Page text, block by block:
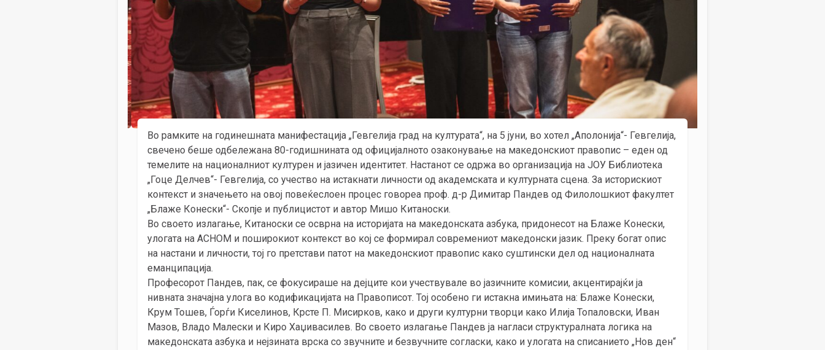
Во рамките на годинешната манифестација „Гевгелија град на културата“, на 5 јуни, во хотел „Аполонија“- Гевгелија,
свечено беше одбележана 80-годишнината од официјалното озаконување на македонскиот правопис – еден од
темелите на националниот културен и јазичен идентитет. Настанот се одржа во организација на ЈОУ Библиотека
„Гоце Делчев“- Гевгелија, со учество на истакнати личности од академската и културната сцена. За историскиот
контекст и значењето на овој повеќеслоен процес говореа проф. д-р Димитар Пандев од Филолошкиот факултет
„Блаже Конески“- Скопје и публицистот и автор Мишо Китаноски.
Во своето излагање, Китаноски се осврна на историјата на македонската азбука, придонесот на Блаже Конески,
улогата на АСНОМ и поширокиот контекст во кој се формирал современиот македонски јазик. Преку богат опис
на настани и личности, тој го претстави патот на македонскиот правопис како суштински дел од националната
еманципација.
Професорот Пандев, пак, се фокусираше на дејците кои учествувале во јазичните комисии, акцентирајќи ја
нивната значајна улога во кодификацијата на Правописот. Тој особено ги истакна имињата на: Блаже Конески,
Крум Тошев, Ѓорѓи Киселинов, Крсте П. Мисирков, како и други културни творци како Илија Топаловски, Иван
Мазов, Владо Малески и Киро Хаџивасилев. Во своето излагање Пандев ја нагласи структуралната логика на
македонската азбука и нејзината врска со звучните и безвучните согласки, како и улогата на списанието „Нов ден“